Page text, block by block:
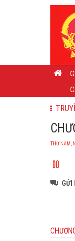
THỨ NĂM,
GỬI